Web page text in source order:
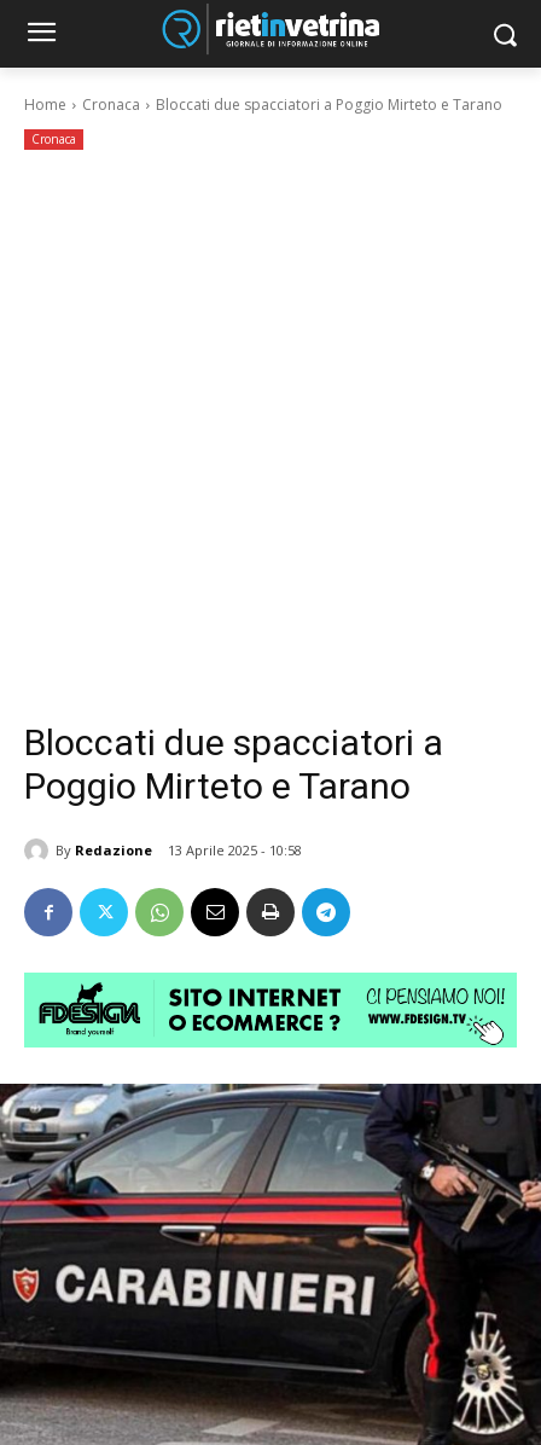
Home Cronaca Bloccati due spacciatori a Poggio Mirteto e Tarano
Cronaca
Bloccati due spacciatori a
Poggio Mirteto e Tarano
By Redazione 13 Aprile 2025 - 10:58